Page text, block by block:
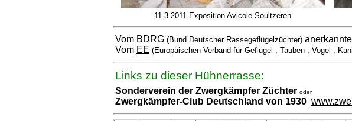
11.3.2011 Exposition Avicole Soultzeren
Vom BDRG (Bund Deutscher Rassegeflügelzüchter)
Vom EE (Europäischen Verband für Geflügel-, Tauben-, Vogel-,
Links zu dieser Hühnerrasse:
Sonderverein der Zwergkämpfer Züchter oder
Zwergkämpfer-Club Deutschland von 1930